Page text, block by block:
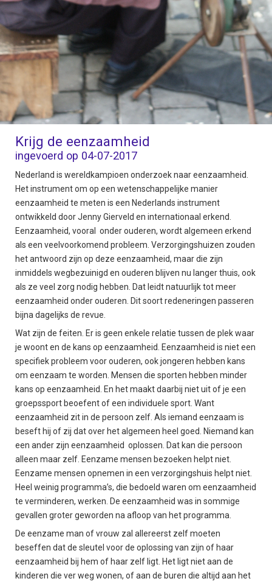
Krijg de eenzaamheid
ingevoerd op 04-07-2017
Nederland is wereldkampioen onderzoek naar eenzaamheid.
Het instrument om op een wetenschappelijke manier
eenzaamheid te meten is een Nederlands instrument
ontwikkeld door Jenny Gierveld en internationaal erkend.
Eenzaamheid, vooral onder ouderen, wordt algemeen erkend
als een veelvoorkomend probleem. Verzorgingshuizen zouden
het antwoord zijn op deze eenzaamheid, maar die zijn
inmiddels wegbezuinigd en ouderen blijven nu langer thuis, ook
als ze veel zorg nodig hebben. Dat leidt natuurlijk tot meer
eenzaamheid onder ouderen. Dit soort redeneringen passeren
bijna dagelijks de revue.
Wat zijn de feiten. Er is geen enkele relatie tussen de plek waar
je woont en de kans op eenzaamheid. Eenzaamheid is niet een
specifiek probleem voor ouderen, ook jongeren hebben kans
om eenzaam te worden. Mensen die sporten hebben minder
kans op eenzaamheid. En het maakt daarbij niet uit of je een
groepssport beoefent of een individuele sport. Want
eenzaamheid zit in de persoon zelf. Als iemand eenzaam is
beseft hij of zij dat over het algemeen heel goed. Niemand kan
een ander zijn eenzaamheid oplossen. Dat kan die persoon
alleen maar zelf. Eenzame mensen bezoeken helpt niet.
Eenzame mensen opnemen in een verzorgingshuis helpt niet.
Heel weinig programma’s, die bedoeld waren om eenzaamheid
te verminderen, werken. De eenzaamheid was in sommige
gevallen groter geworden na afloop van het programma.
De eenzame man of vrouw zal allereerst zelf moeten
beseffen dat de sleutel voor de oplossing van zijn of haar
eenzaamheid bij hem of haar zelf ligt. Het ligt niet aan de
kinderen die ver weg wonen, of aan de buren die altijd aan het